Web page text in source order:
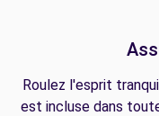
Roulez l'esprit
est incluse dans